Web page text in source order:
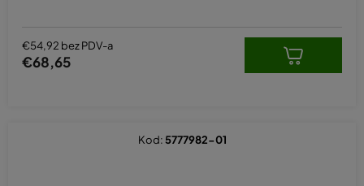
€54,92 bez PDV-a
€68,65
Kod: 5777982-01